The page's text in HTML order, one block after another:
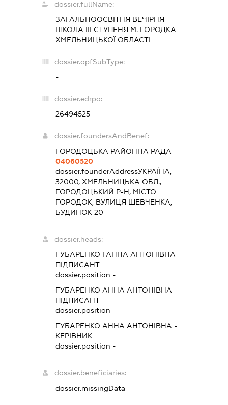
dossier.fullName:
ЗАГАЛЬНООСВІТНЯ ВЕЧІРНЯ
ШКОЛА III СТУПЕНЯ М. ГОРОДКА
ХМЕЛЬНИЦЬКОЇ ОБЛАСТІ
dossier.opfSubType:
-
dossier.edrpo:
26494525
dossier.foundersAndBenef:
ГОРОДОЦЬКА РАЙОННА РАДА
04060520
dossier.founderAddressУКРАЇНА,
32000, ХМЕЛЬНИЦЬКА ОБЛ.,
ГОРОДОЦЬКИЙ Р-Н, МІСТО
ГОРОДОК, ВУЛИЦЯ ШЕВЧЕНКА,
БУДИНОК 20
dossier.heads:
ГУБАРЕНКО ГАННА АНТОНІВНА -
ПІДПИСАНТ
dossier.position -
ГУБАРЕНКО АННА АНТОНІВНА -
ПІДПИСАНТ
dossier.position -
ГУБАРЕНКО АННА АНТОНІВНА -
КЕРІВНИК
dossier.position -
dossier.beneficiaries:
dossier.missingData